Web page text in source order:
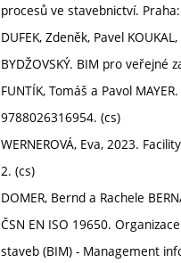
procesů ve stavebnictví.
DUFEK, Zdeněk, Pavel
BYDŽOVSKÝ. BIM pro veřejné
FUNTÍK, Tomáš a Pavol
9788026316954. (cs)
WERNEROVÁ, Eva, 2023.
2. (cs)
DOMER, Bernd a Rachele
ČSN EN ISO 19650.
staveb (BIM) - Management